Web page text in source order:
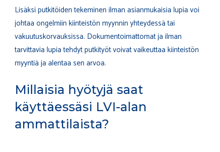
Lisäksi putkitöiden tekeminen ilman asianmukaisia lupia voi
johtaa ongelmiin kiinteistön myynnin yhteydessä tai
vakuutuskorvauksissa. Dokumentoimattomat ja ilman
tarvittavia lupia tehdyt putkityöt voivat vaikeuttaa kiinteistön
myyntiä ja alentaa sen arvoa.
Millaisia hyötyjä saat
käyttäessäsi LVI-alan
ammattilaista?